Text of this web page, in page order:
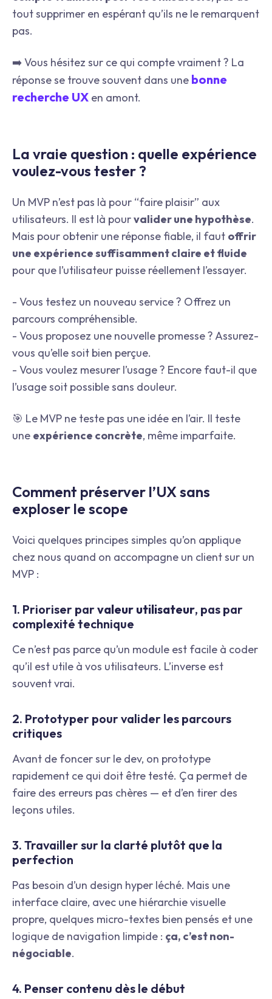
tout supprimer en espérant qu’ils ne le remarquent
pas.
➡️ Vous hésitez sur ce qui compte vraiment ? La
réponse se trouve souvent dans une bonne
recherche UX en amont.
La vraie question : quelle expérience
voulez-vous tester ?
Un MVP n’est pas là pour “faire plaisir” aux
utilisateurs. Il est là pourvalider une hypothèse.
Mais pour obtenir une réponse fiable, il faut offrir
une expérience suffisamment claire et fluide
pour que l’utilisateur puisse réellement l’essayer.
- Vous testez un nouveau service ? Offrez un
parcours compréhensible.
- Vous proposez une nouvelle promesse ? Assurez-
vous qu’elle soit bien perçue.
- Vous voulez mesurer l’usage ? Encore faut-il que
l’usage soit possible sans douleur.
🎯 Le MVP ne teste pas une idée en l’air. Il teste
une expérience concrète, même imparfaite.
Comment préserver l’UX sans
exploser le scope
Voici quelques principes simples qu’on applique
chez nous quand on accompagne un client sur un
MVP :
1. Prioriser parvaleur utilisateur, pas par
complexité technique
Ce n’est pas parce qu’un module est facile à coder
qu’il est utile à vos utilisateurs. L’inverse est
souvent vrai.
2. Prototyper pour valider les parcours
critiques
Avant de foncer sur le dev, on prototype
rapidement ce qui doit être testé. Ça permet de
faire des erreurs pas chères — et d’en tirer des
leçons utiles.
3. Travailler sur la clarté plutôt que la
perfection
Pas besoin d’un design hyper léché. Mais une
interface claire, avec une hiérarchie visuelle
propre, quelques micro-textes bien pensés et une
logique de navigation limpide : ça, c’est non-
négociable.
4. Penser contenu dès le début